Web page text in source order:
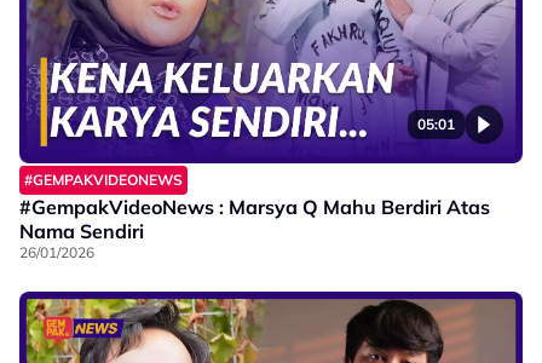
05:01
#GEMPAKVIDEONEWS
#GempakVideoNews : Marsya Q Mahu Berdiri Atas
Nama Sendiri
26/01/2026